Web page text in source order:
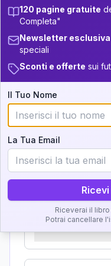
13.5-14 5
18.5-19
Zone
Zona del
Karma
120 pagine gratuite
Completa"
Newsletter esclusiva
speciali
Sconti e offerte sui
Il Tuo Nome
La Tua Email
Riceverai il
Potrai cancellare